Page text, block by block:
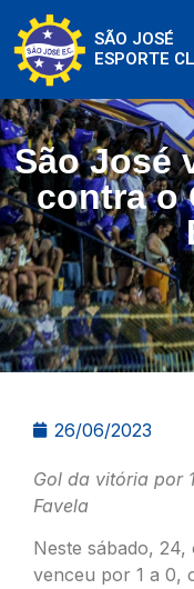
SÃO JOSÉ
ESPORTE
São José
contra o
26/06/2023
Gol da vitória por
Favela
Neste sábado,
venceu por 1 a 0,